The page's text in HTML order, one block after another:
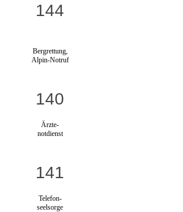
144
Bergrettung,
Alpin-Notruf
140
Ärzte-
notdienst
141
Telefon-
seelsorge